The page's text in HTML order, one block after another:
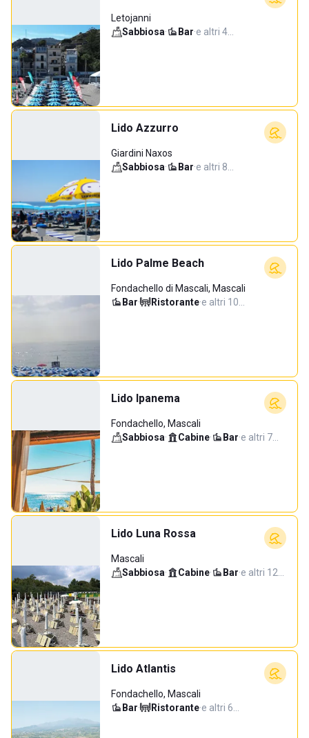
Letojanni
Sabbiosa· Bar·e altri 4…
Lido Azzurro
Giardini Naxos
Sabbiosa· Bar·e altri 8…
Lido Palme Beach
Fondachello di Mascali, Mascali
Bar· Ristorante·e altri 10…
Lido Ipanema
Fondachello, Mascali
Sabbiosa· Cabine· Bar·e altri 7…
Lido Luna Rossa
Mascali
Sabbiosa· Cabine· Bar·e altri 12…
Lido Atlantis
Fondachello, Mascali
Bar· Ristorante·e altri 6…